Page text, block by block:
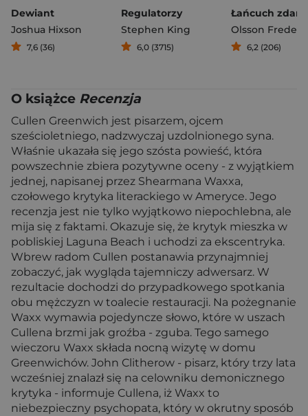
Dewiant
Joshua Hixson
7,6 (36)
Regulatorzy
Stephen King
6,0 (3715)
Łańcuch
Olsson
6,2 (206)
O książce Recenzja
Cullen Greenwich jest pisarzem, ojcem
sześcioletniego, nadzwyczaj uzdolnionego syna.
Właśnie ukazała się jego szósta powieść, która
powszechnie zbiera pozytywne oceny - z wyjątkiem
jednej, napisanej przez Shearmana Waxxa,
czołowego krytyka literackiego w Ameryce. Jego
recenzja jest nie tylko wyjątkowo niepochlebna, ale
mija się z faktami. Okazuje się, że krytyk mieszka w
pobliskiej Laguna Beach i uchodzi za ekscentryka.
Wbrew radom Cullen postanawia przynajmniej
zobaczyć, jak wygląda tajemniczy adwersarz. W
rezultacie dochodzi do przypadkowego spotkania
obu mężczyzn w toalecie restauracji. Na pożegnanie
Waxx wymawia pojedyncze słowo, które w uszach
Cullena brzmi jak groźba - zguba. Tego samego
wieczoru Waxx składa nocną wizytę w domu
Greenwichów. John Clitherow - pisarz, który trzy lata
wcześniej znalazł się na celowniku demonicznego
krytyka - informuje Cullena, iż Waxx to
niebezpieczny psychopata, który w okrutny sposób